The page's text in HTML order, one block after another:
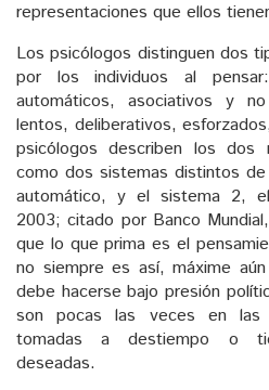
representaciones que ellos
Los psicólogos distinguen dos
por los individuos al
automáticos, asociativos y
lentos, deliberativos,
psicólogos describen los dos
como dos sistemas distintos
automático, y el sistema 2, el
2003; citado por Banco
que lo que prima es el
no siempre es así, máxime
debe hacerse bajo presión
son pocas las veces en las
tomadas a destiempo o
deseadas.